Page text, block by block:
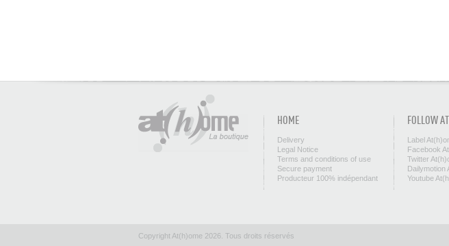
HOME
Delivery
Legal Notice
Terms and conditions of use
Secure payment
Producteur 100% indépendant
FOLLOW
Label
Facebook
Twitter
Dailymotion
Youtube
Copyright At(h)ome 2026. Tous droits réservés